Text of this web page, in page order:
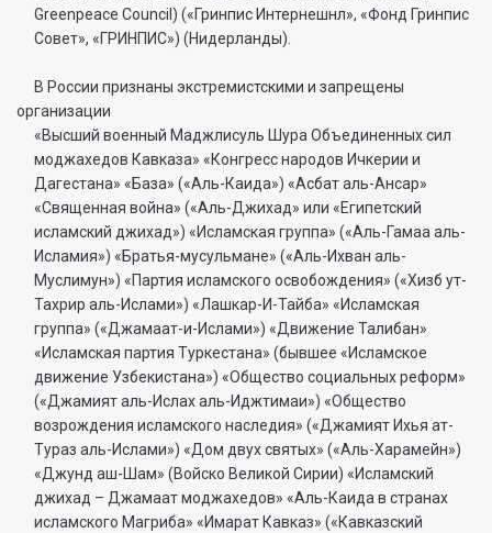
Greenpeace Council) («Гринпис Интернешнл», «Фонд Гринпис
Совет», «ГРИНПИС») (Нидерланды).
В России признаны экстремистскими и запрещены
организации
«Высший военный Маджлисуль Шура Объединенных сил
моджахедов Кавказа» «Конгресс народов Ичкерии и
Дагестана» «База» («Аль-Каида») «Асбат аль-Ансар»
«Священная война» («Аль-Джихад» или «Египетский
исламский джихад») «Исламская группа» («Аль-Гамаа аль-
Исламия») «Братья-мусульмане» («Аль-Ихван аль-
Муслимун») «Партия исламского освобождения» («Хизб ут-
Тахрир аль-Ислами») «Лашкар-И-Тайба» «Исламская
группа» («Джамаат-и-Ислами») «Движение Талибан»
«Исламская партия Туркестана» (бывшее «Исламское
движение Узбекистана») «Общество социальных реформ»
(«Джамият аль-Ислах аль-Иджтимаи») «Общество
возрождения исламского наследия» («Джамият Ихья ат-
Тураз аль-Ислами») «Дом двух святых» («Аль-Харамейн»)
«Джунд аш-Шам» (Войско Великой Сирии) «Исламский
джихад – Джамаат моджахедов» «Аль-Каида в странах
исламского Магриба» «Имарат Кавказ» («Кавказский